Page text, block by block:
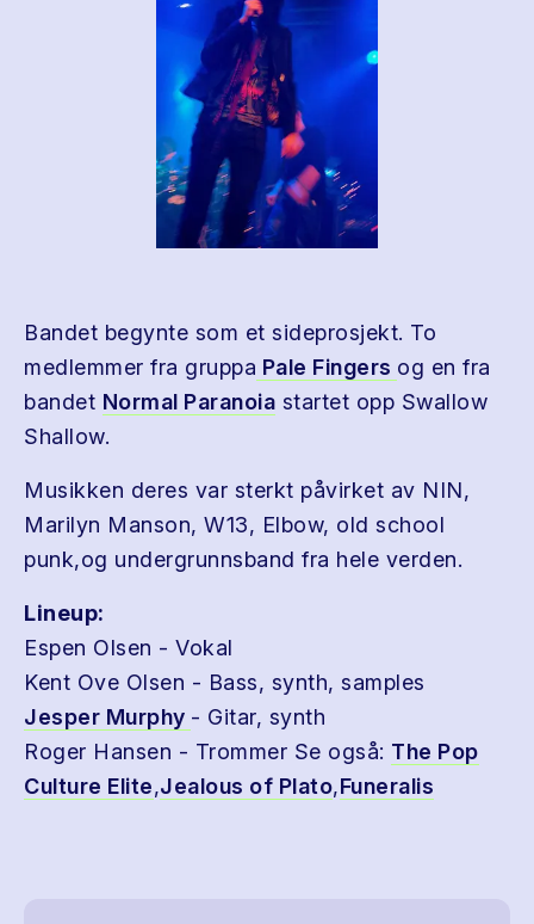
Bandet begynte som et sideprosjekt. To
medlemmer fra gruppa Pale Fingers og en fra
bandet Normal Paranoia startet opp Swallow
Shallow.
Musikken deres var sterkt påvirket av NIN,
Marilyn Manson, W13, Elbow, old school
punk,og undergrunnsband fra hele verden.
Lineup:
Espen Olsen - Vokal
Kent Ove Olsen - Bass, synth, samples
Jesper Murphy - Gitar, synth
Roger Hansen - Trommer Se også: The Pop
Culture Elite,Jealous of Plato,Funeralis